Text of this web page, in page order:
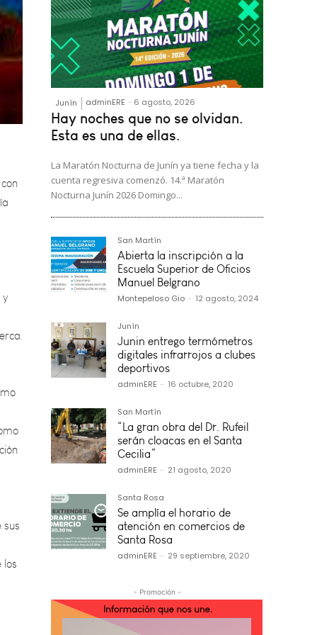
Junín adminERE - 6 agosto, 2026
Hay noches que no se olvidan.
Esta es una de ellas.
La Maratón Nocturna de Junín ya tiene fecha y la
cuenta regresiva comenzó. 14.ª Maratón
Nocturna Junín 2026 Domingo...
San Martín
Abierta la inscripción a la
Escuela Superior de Oficios
Manuel Belgrano
Montepeloso Gio - 12 agosto, 2024
Junín
Junin entrego termómetros
digitales infrarrojos a clubes
deportivos
adminERE - 16 octubre, 2020
San Martín
“La gran obra del Dr. Rufeil
serán cloacas en el Santa
Cecilia”
adminERE - 21 agosto, 2020
Santa Rosa
Se amplía el horario de
atención en comercios de
Santa Rosa
adminERE - 29 septiembre, 2020
- Promoción -